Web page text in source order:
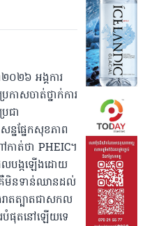
០២៦ អង្គការ
ាសចាត់ថ្នាក់ការ
ជា
នផ្នែកសុខភាព
ៅកាត់ថា PHEIC។
លបង្កឡើងដោយ
គឺមិនទាន់ឈានដល់
ាតត្បាតជាសកល
បំផុតនៅឡើយទេ